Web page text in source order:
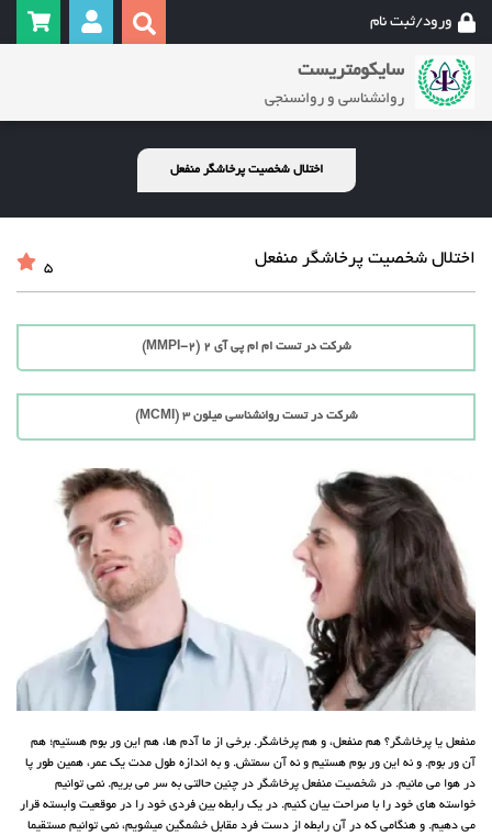
ورود/ثبت نام
سایکومتریست
روانشناسی و روانسنجی
اختلال شخصیت پرخاشگر منفعل
اختلال شخصیت پرخاشگر منفعل 5
شرکت در تست ام ام پی آی 2 (MMPI-2)
شرکت در تست روانشناسی میلون 3 (MCMI)
منفعل یا پرخاشگر؟ هم منفعل، و هم پرخاشگر. برخی از ما آدم ها، هم این ور بوم هستیم؛ هم
آن ور بوم. و نه این ور بوم هستیم و نه آن سمتش. و به اندازه طول مدت یک عمر، همین طور پا
در هوا می مانیم. در شخصیت منفعل پرخاشگر در چنین حالتی به سر می بریم. نمی توانیم
خواسته های خود را با صراحت بیان کنیم. در یک رابطه بین فردی خود را در موقعیت وابسته قرار
می دهیم. و هنگامی که در آن رابطه از دست فرد مقابل خشمگین میشویم، نمی توانیم مستقیما